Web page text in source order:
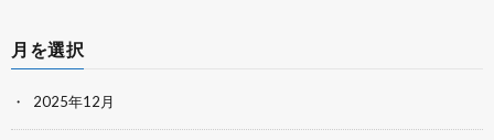
月を選択
2025年12月